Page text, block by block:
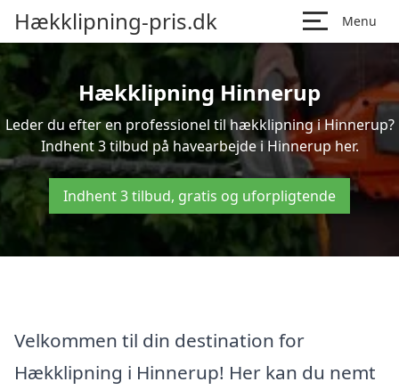
Hækklipning-pris.dk Menu
Hækklipning Hinnerup
Leder du efter en professionel til hækklipning i Hinnerup?
Indhent 3 tilbud på havearbejde i Hinnerup her.
Indhent 3 tilbud, gratis og uforpligtende
Velkommen til din destination for
Hækklipning i Hinnerup! Her kan du nemt